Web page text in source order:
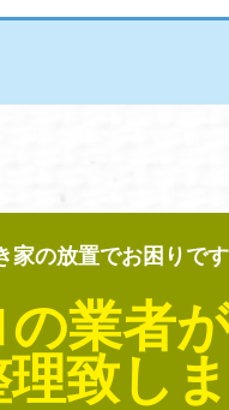
家の放置でお困りで
の業者
致しま